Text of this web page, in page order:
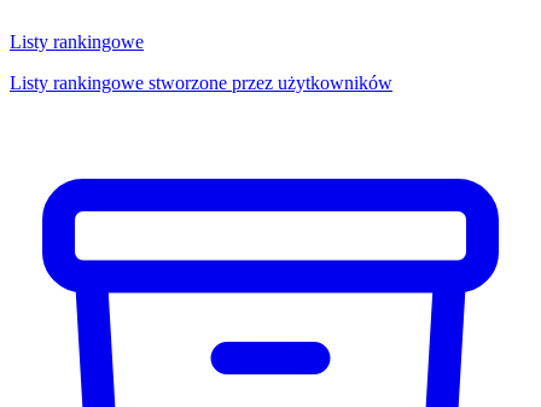
Listy rankingowe
Listy rankingowe stworzone przez użytkowników